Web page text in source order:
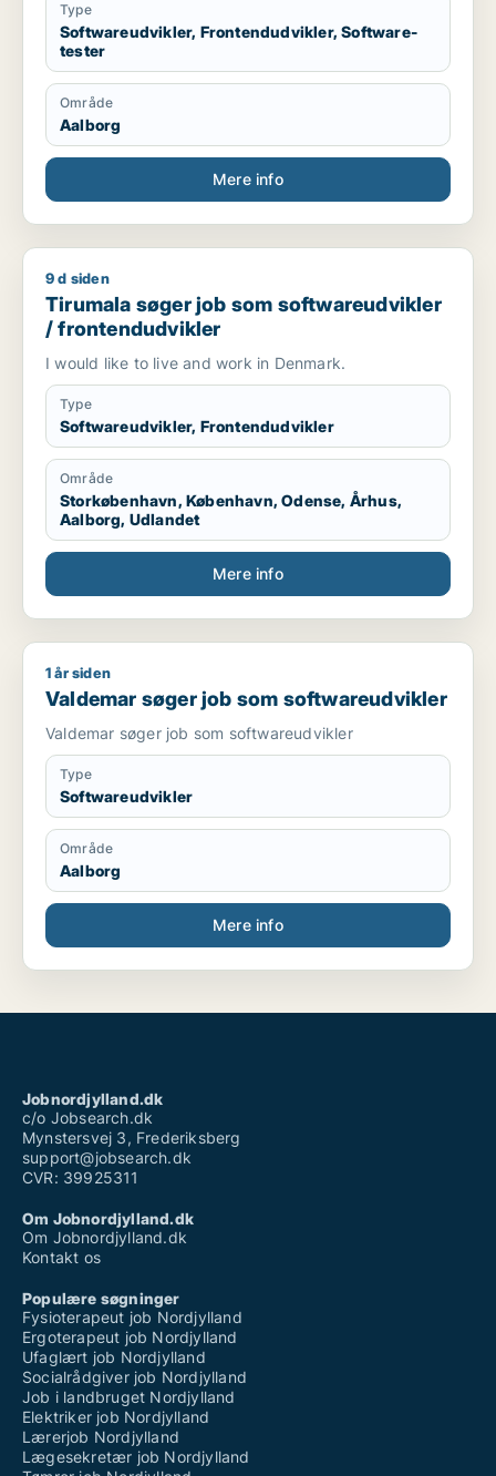
Type
Softwareudvikler, Frontendudvikler, Software-
tester
Område
Aalborg
Mere info
Tirumala søger job som softwareudvikler / frontendudvikler
9 d siden
Tirumala søger job som softwareudvikler
/ frontendudvikler
I would like to live and work in Denmark.
Type
Softwareudvikler, Frontendudvikler
Område
Storkøbenhavn, København, Odense, Århus,
Aalborg, Udlandet
Mere info
Valdemar søger job som softwareudvikler
1 år siden
Valdemar søger job som softwareudvikler
Valdemar søger job som softwareudvikler
Type
Softwareudvikler
Område
Aalborg
Mere info
Jobnordjylland.dk
c/o Jobsearch.dk
Mynstersvej 3, Frederiksberg
support@jobsearch.dk
CVR: 39925311
Om Jobnordjylland.dk
Om Jobnordjylland.dk
Kontakt os
Populære søgninger
Fysioterapeut job Nordjylland
Ergoterapeut job Nordjylland
Ufaglært job Nordjylland
Socialrådgiver job Nordjylland
Job i landbruget Nordjylland
Elektriker job Nordjylland
Lærerjob Nordjylland
Lægesekretær job Nordjylland